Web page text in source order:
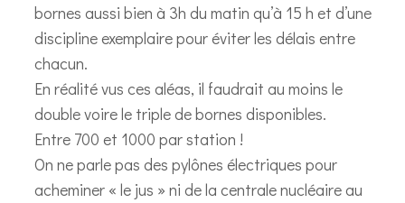
bornes aussi bien à 3h du matin qu’à 15 h et d’une
discipline exemplaire pour éviter les délais entre
chacun.
En réalité vus ces aléas, il faudrait au moins le
double voire le triple de bornes disponibles.
Entre 700 et 1000 par station !
On ne parle pas des pylônes électriques pour
acheminer « le jus » ni de la centrale nucléaire au